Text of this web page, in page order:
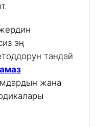
эң
тандай
жана